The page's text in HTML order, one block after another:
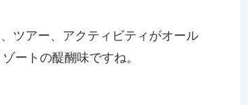
ツアー、アクティビティがオール
ートの醍醐味ですね。